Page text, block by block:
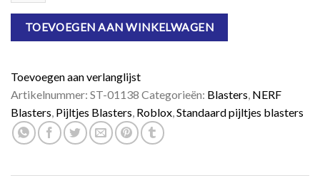
aantalTOEVOEGEN AAN WINKELWAGEN
Toevoegen aan verlanglijst
Artikelnummer: ST-01138 Categorieën: Blasters NERF
Blasters Pijltjes Blasters Roblox Standaard pijltjes blasters